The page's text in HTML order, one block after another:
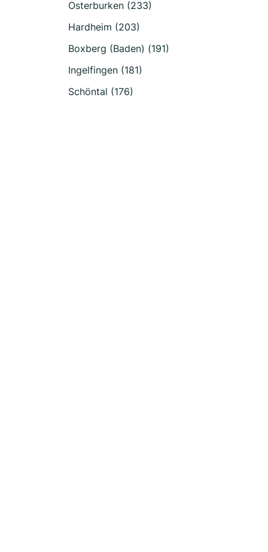
Osterburken (233)
Hardheim (203)
Boxberg (Baden) (191)
Ingelfingen (181)
Schöntal (176)